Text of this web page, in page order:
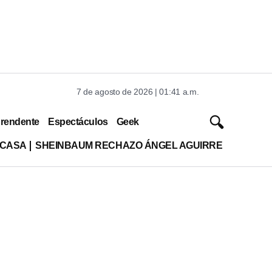
7 de agosto de 2026 | 01:41 a.m.
Espectáculos Geek
SHEINBAUM RECHAZO ÁNGEL AGUIRRE